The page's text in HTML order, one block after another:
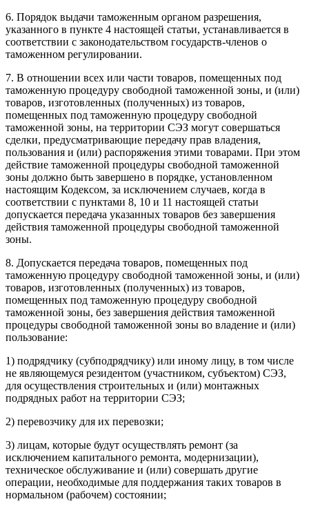
6. Порядок выдачи таможенным органом разрешения,
указанного в пункте 4 настоящей статьи, устанавливается в
соответствии с законодательством государств-членов о
таможенном регулировании.
7. В отношении всех или части товаров, помещенных под
таможенную процедуру свободной таможенной зоны, и (или)
товаров, изготовленных (полученных) из товаров,
помещенных под таможенную процедуру свободной
таможенной зоны, на территории СЭЗ могут совершаться
сделки, предусматривающие передачу прав владения,
пользования и (или) распоряжения этими товарами. При этом
действие таможенной процедуры свободной таможенной
зоны должно быть завершено в порядке, установленном
настоящим Кодексом, за исключением случаев, когда в
соответствии с пунктами 8, 10 и 11 настоящей статьи
допускается передача указанных товаров без завершения
действия таможенной процедуры свободной таможенной
зоны.
8. Допускается передача товаров, помещенных под
таможенную процедуру свободной таможенной зоны, и (или)
товаров, изготовленных (полученных) из товаров,
помещенных под таможенную процедуру свободной
таможенной зоны, без завершения действия таможенной
процедуры свободной таможенной зоны во владение и (или)
пользование:
1) подрядчику (субподрядчику) или иному лицу, в том числе
не являющемуся резидентом (участником, субъектом) СЭЗ,
для осуществления строительных и (или) монтажных
подрядных работ на территории СЭЗ;
2) перевозчику для их перевозки;
3) лицам, которые будут осуществлять ремонт (за
исключением капитального ремонта, модернизации),
техническое обслуживание и (или) совершать другие
операции, необходимые для поддержания таких товаров в
нормальном (рабочем) состоянии;